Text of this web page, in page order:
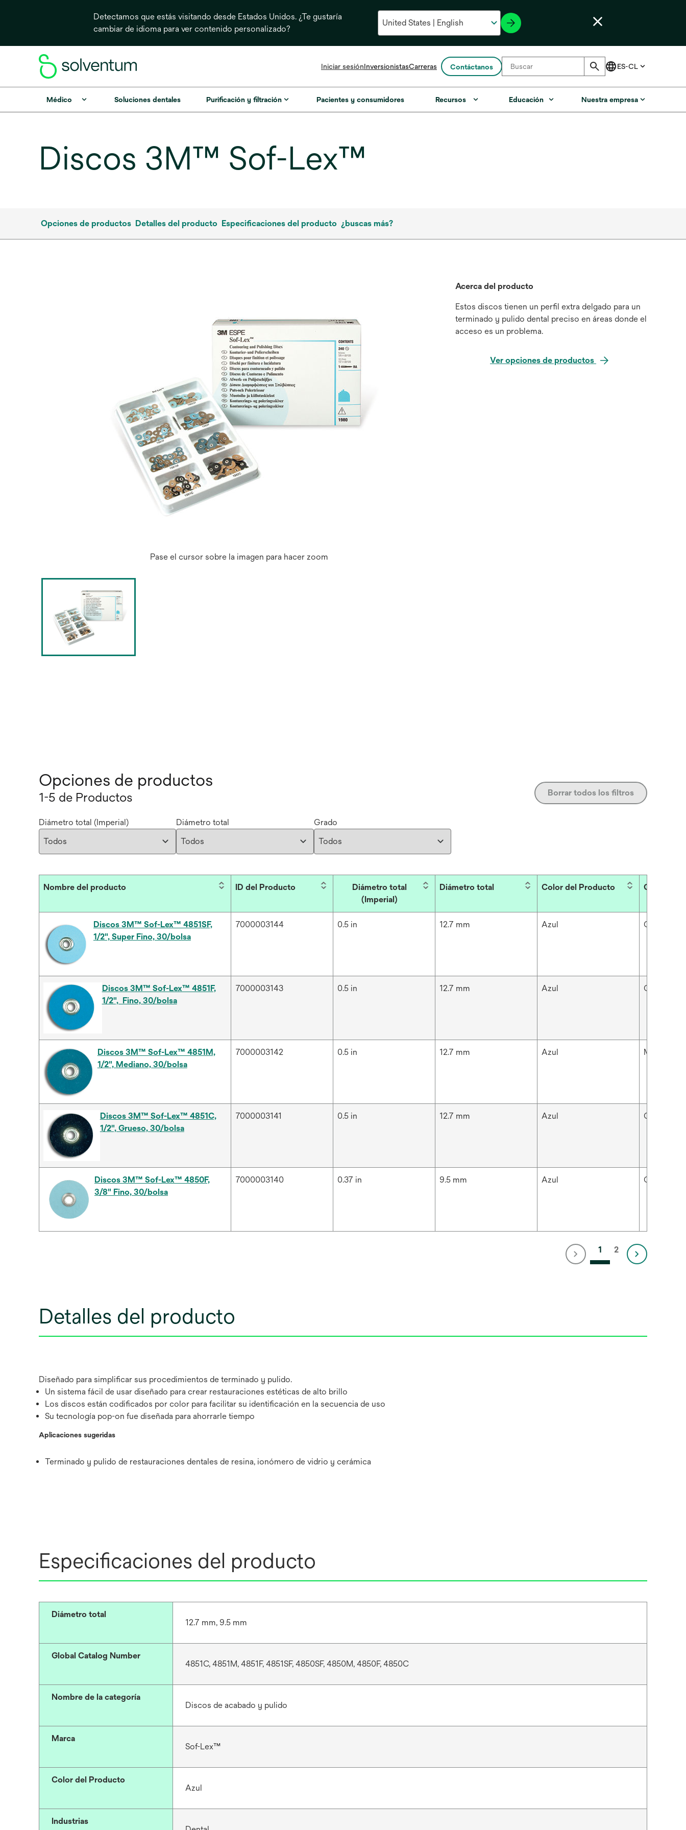
Detectamos que estás visitando desde Estados Unidos. ¿Te gustaría
cambiar de idioma para ver contenido personalizado?
Iniciar sesiónInversionistasse
en
Carreras Contáctanos
Médico Soluciones dentales Purificación y filtración Pacientes y consumidores Recursos Educación Nuestra empresa
Discos 3M™ Sof-Lex™
Opciones de productos Detalles del producto Especificaciones del producto ¿buscas más?
Pase el cursor sobre la imagen para hacer zoom
Acerca del producto
Estos discos tienen un perfil extra delgado para un
terminado y pulido dental preciso en áreas donde el
acceso es un problema.
Ver opciones de productos
Opciones de productos
1-5 de Productos Borrar todos los filtros
Diámetro total (Imperial) Diámetro total Grado
Nombre del producto ID del Producto
Diámetro total
(Imperial)
Diámetro total Color del Producto Grado
Discos 3M™ Sof-Lex™ 4851SF,
1/2", Super Fino, 30/bolsa
7000003144 0.5 in 12.7 mm Azul Grueso
Discos 3M™ Sof-Lex™ 4851F,
1/2", Fino, 30/bolsa
7000003143 0.5 in 12.7 mm Azul Grueso
Discos 3M™ Sof-Lex™ 4851M,
1/2", Mediano, 30/bolsa
7000003142 0.5 in 12.7 mm Azul Mediano
Discos 3M™ Sof-Lex™ 4851C,
1/2", Grueso, 30/bolsa
7000003141 0.5 in 12.7 mm Azul Grueso
Discos 3M™ Sof-Lex™ 4850F,
3/8" Fino, 30/bolsa
7000003140 0.37 in 9.5 mm Azul Grueso
1 2
Detalles del producto
Diseñado para simplificar sus procedimientos de terminado y pulido.
Un sistema fácil de usar diseñado para crear restauraciones estéticas de alto brillo
Los discos están codificados por color para facilitar su identificación en la secuencia de uso
Su tecnología pop-on fue diseñada para ahorrarle tiempo
Aplicaciones sugeridas
Terminado y pulido de restauraciones dentales de resina, ionómero de vidrio y cerámica
Especificaciones del producto
Diámetro total
12.7 mm, 9.5 mm
Global Catalog Number
4851C, 4851M, 4851F, 4851SF, 4850SF, 4850M, 4850F, 4850C
Nombre de la categoría
Discos de acabado y pulido
Marca
Sof-Lex™
Color del Producto
Azul
Industrias